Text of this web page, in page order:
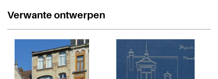
Verwante ontwerpen